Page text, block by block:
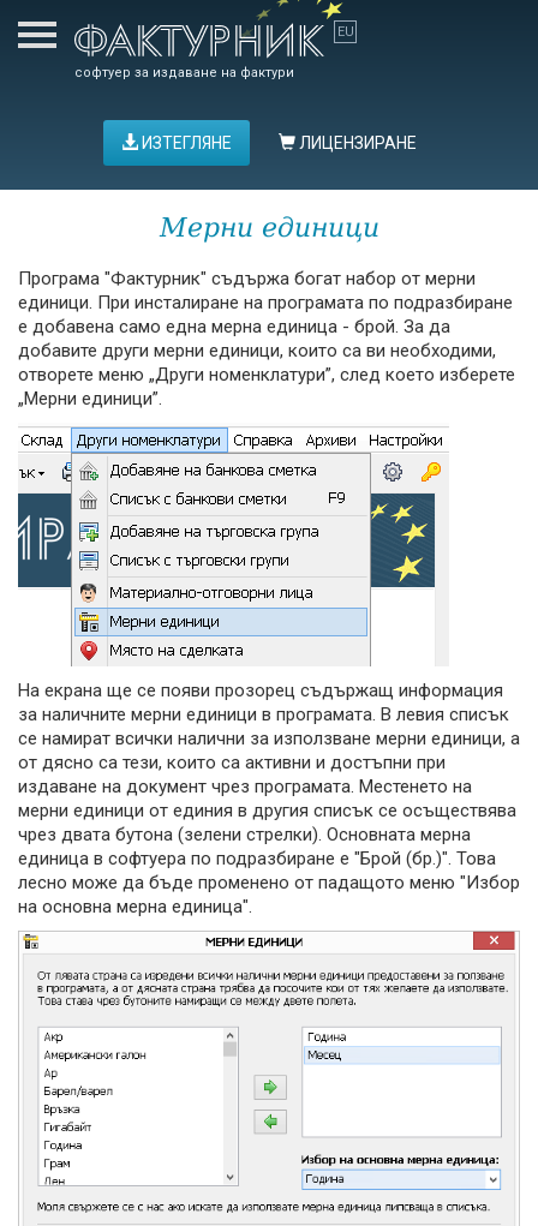
софтуер за издаване на фактури
ИЗТЕГЛЯНЕ ЛИЦЕНЗИРАНЕ
Мерни единици
Програма "Фактурник" съдържа богат набор от мерни
единици. При инсталиране на програмата по подразбиране
е добавена само една мерна единица - брой. За да
добавите други мерни единици, които са ви необходими,
отворете меню „Други номенклатури”, след което изберете
„Мерни единици”.
На екрана ще се появи прозорец съдържащ информация
за наличните мерни единици в програмата. В левия списък
се намират всички налични за използване мерни единици, а
от дясно са тези, които са активни и достъпни при
издаване на документ чрез програмата. Местенето на
мерни единици от единия в другия списък се осъществява
чрез двата бутона (зелени стрелки). Основната мерна
единица в софтуера по подразбиране е "Брой (бр.)". Това
лесно може да бъде променено от падащото меню "Избор
на основна мерна единица".